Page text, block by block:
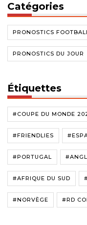
Catégories
PRONOSTICS
PRONOSTICS DU JOUR
Étiquettes
#COUPE DU MONDE
#FRIENDLIES
#PORTUGAL
#AFRIQUE DU SUD
#NORVÈGE #RD